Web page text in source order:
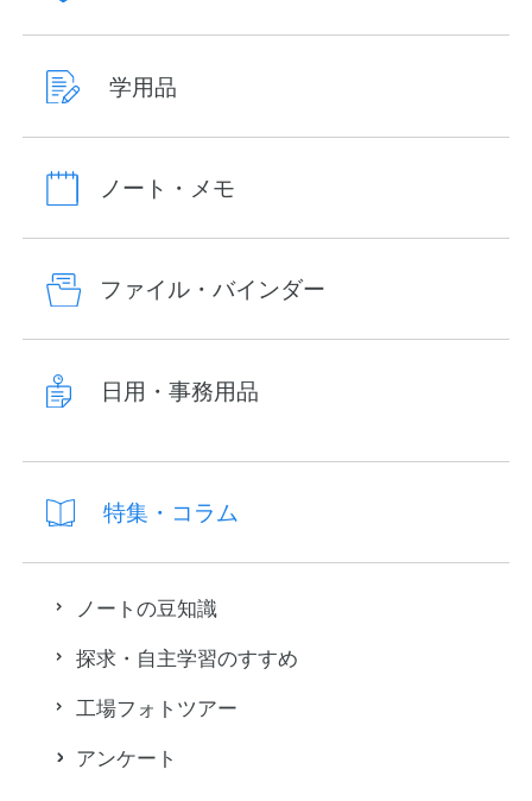
学用品
ノート・メモ
ファイル・バインダー
日用・事務用品
特集・コラム
ノートの豆知識
探求・自主学習のすすめ
工場フォトツアー
アンケート